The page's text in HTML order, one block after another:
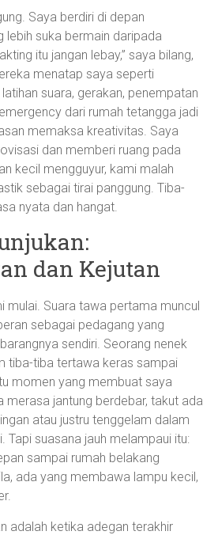
Saya berdiri di depan
suka bermain daripada
itu jangan lebay,” saya bilang,
menatap saya seperti
suara, gerakan, penempatan
dari rumah tetangga jadi
memaksa kreativitas. Saya
dan memberi ruang pada
kecil mengguyur, kami malah
sebagai tirai panggung. Tiba-
nyata dan hangat.
dan Kejutan
mulai. Suara tawa pertama muncul
sebagai pedagang yang
sendiri. Seorang nenek
tiba-tiba tertawa keras sampai
momen yang membuat saya
merasa jantung berdebar, takut ada
atau justru tenggelam dalam
Tapi suasana jauh melampaui itu:
sampai rumah belakang
ada yang membawa lampu kecil,
adalah ketika adegan terakhir